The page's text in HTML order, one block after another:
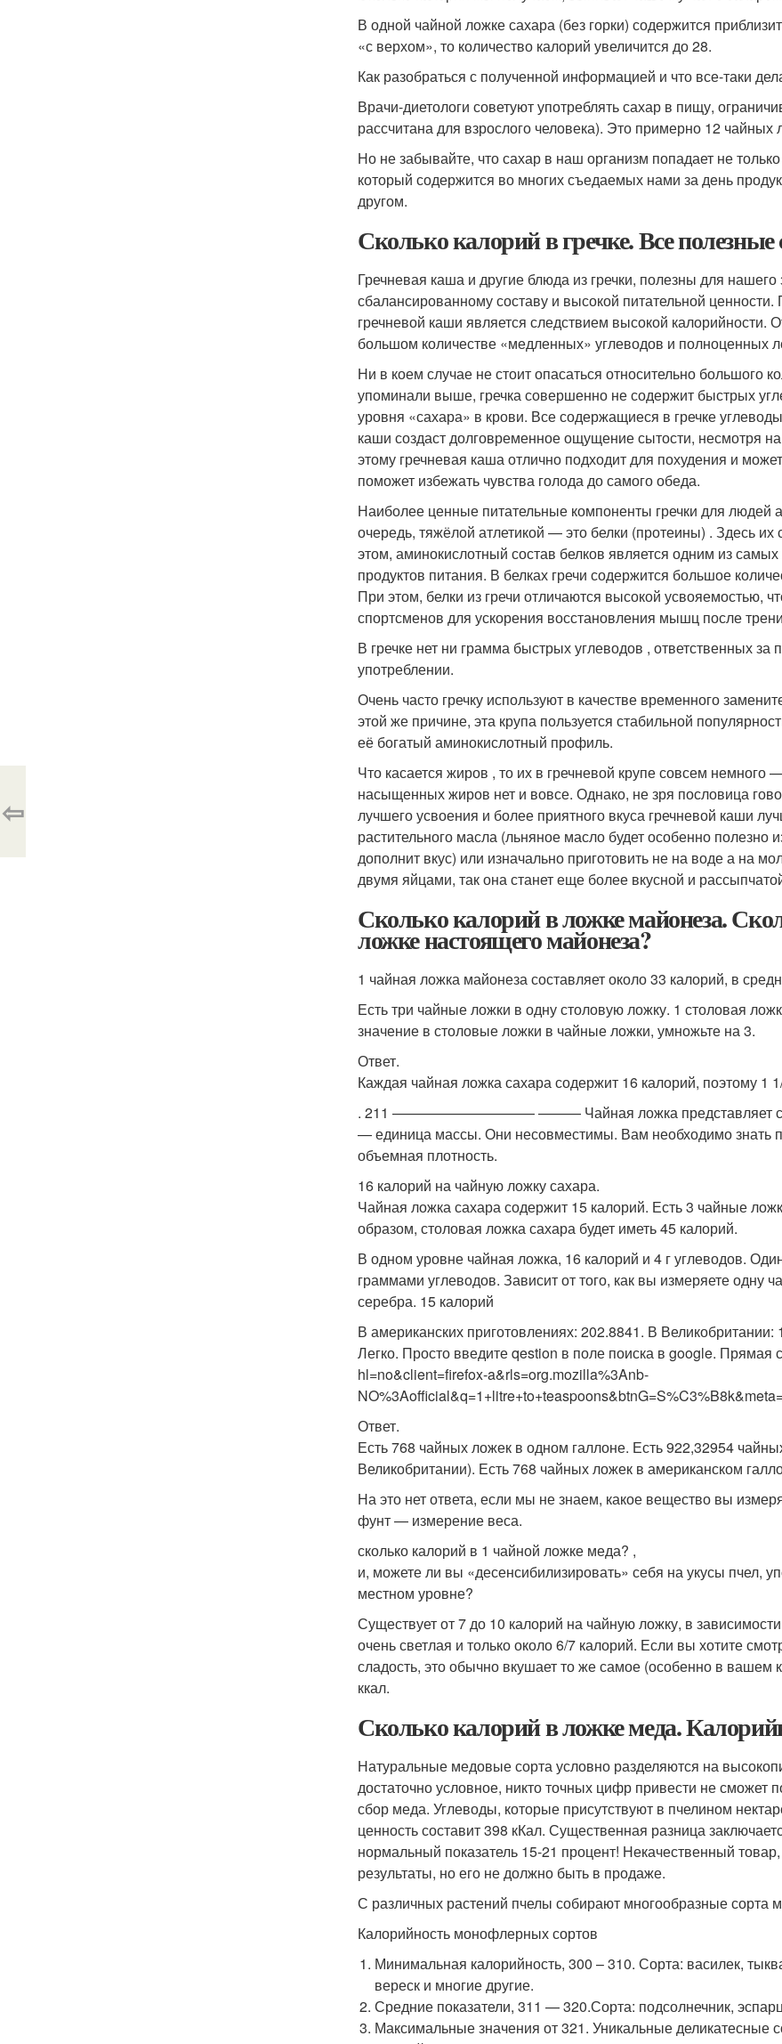
В одной чайной ложке сахара (без горки) содержится
«с верхом», то количество калорий увеличится до 28.
Как разобраться с полученной информацией и что все-таки
Врачи-диетологи советуют употреблять сахар в пищу,
рассчитана для взрослого человека). Это примерно 12 чайных
Но не забывайте, что сахар в наш организм попадает не
который содержится во многих съедаемых нами за день
другом.
Сколько калорий в гречке. Все полезные
Гречневая каша и другие блюда из гречки, полезны для
сбалансированному составу и высокой питательной ценности.
гречневой каши является следствием высокой калорийности.
большом количестве «медленных» углеводов и полноценных
Ни в коем случае не стоит опасаться относительно большого
упоминали выше, гречка совершенно не содержит быстрых
уровня «сахара» в крови. Все содержащиеся в гречке
каши создаст долговременное ощущение сытости, несмотря
этому гречневая каша отлично подходит для похудения и
поможет избежать чувства голода до самого обеда.
Наиболее ценные питательные компоненты гречки для
очередь, тяжёлой атлетикой — это белки (протеины) . Здесь
этом, аминокислотный состав белков является одним из
продуктов питания. В белках гречи содержится большое
При этом, белки из гречи отличаются высокой усвояемостью,
спортсменов для ускорения восстановления мышц после
В гречке нет ни грамма быстрых углеводов , ответственных
употреблении.
Очень часто гречку используют в качестве временного
этой же причине, эта крупа пользуется стабильной
её богатый аминокислотный профиль.
Что касается жиров , то их в гречневой крупе совсем
насыщенных жиров нет и вовсе. Однако, не зря пословица
лучшего усвоения и более приятного вкуса гречневой каши
растительного масла (льняное масло будет особенно
дополнит вкус) или изначально приготовить не на воде а на
двумя яйцами, так она станет еще более вкусной и
Сколько калорий в ложке майонеза.
ложке настоящего майонеза?
1 чайная ложка майонеза составляет около 33 калорий, в
Есть три чайные ложки в одну столовую ложку. 1 столовая
значение в столовые ложки в чайные ложки, умножьте на 3.
Ответ.
Каждая чайная ложка сахара содержит 16 калорий, поэтому 1
. 211 —————————— ——— Чайная ложка представляет
— единица массы. Они несовместимы. Вам необходимо знать
объемная плотность.
16 калорий на чайную ложку сахара.
Чайная ложка сахара содержит 15 калорий. Есть 3 чайные
образом, столовая ложка сахара будет иметь 45 калорий.
В одном уровне чайная ложка, 16 калорий и 4 г углеводов.
граммами углеводов. Зависит от того, как вы измеряете одну
серебра. 15 калорий
В американских приготовлениях: 202.8841. В Великобритании:
Легко. Просто введите qestion в поле поиска в google. Прямая
hl=no&client=firefox-a&rls=org.mozilla%3Anb-
Ответ.
Есть 768 чайных ложек в одном галлоне. Есть 922,32954
Великобритании). Есть 768 чайных ложек в американском
На это нет ответа, если мы не знаем, какое вещество вы
фунт — измерение веса.
сколько калорий в 1 чайной ложке меда? ,
и, можете ли вы «десенсибилизировать» себя на укусы пчел,
местном уровне?
Существует от 7 до 10 калорий на чайную ложку, в
очень светлая и только около 6/7 калорий. Если вы хотите
сладость, это обычно вкушает то же самое (особенно в вашем
ккал.
Сколько калорий в ложке меда.
Натуральные медовые сорта условно разделяются на
достаточно условное, никто точных цифр привести не
сбор меда. Углеводы, которые присутствуют в пчелином
ценность составит 398 кКал. Существенная разница
нормальный показатель 15-21 процент! Некачественный
результаты, но его не должно быть в продаже.
С различных растений пчелы собирают многообразные сорта
Калорийность монофлерных сортов
Минимальная калорийность, 300 – 310. Сорта: василек,
вереск и многие другие.
Средние показатели, 311 — 320.Сорта: подсолнечник,
Максимальные значения от 321. Уникальные деликатесные
⇦